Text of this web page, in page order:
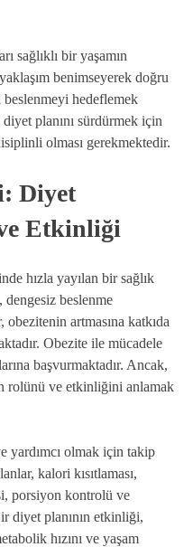
sağlıklı bir yaşamın
benimseyerek doğru
beslenmeyi hedeflemek
planını sürdürmek için
olması gerekmektedir.
Diyet
Etkinliği
hızla yayılan bir sağlık
dengesiz beslenme
obezitenin artmasına katkıda
Obezite ile mücadele
başvurmaktadır. Ancak,
rolünü ve etkinliğini anlamak
yardımcı olmak için takip
kalori kısıtlaması,
porsiyon kontrolü ve
diyet planının etkinliği,
hızını ve yaşam